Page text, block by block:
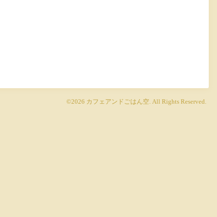
©2026 カフェアンドごはん空. All Rights Reserved.